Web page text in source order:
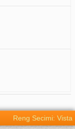
Reng Secimi: Vista